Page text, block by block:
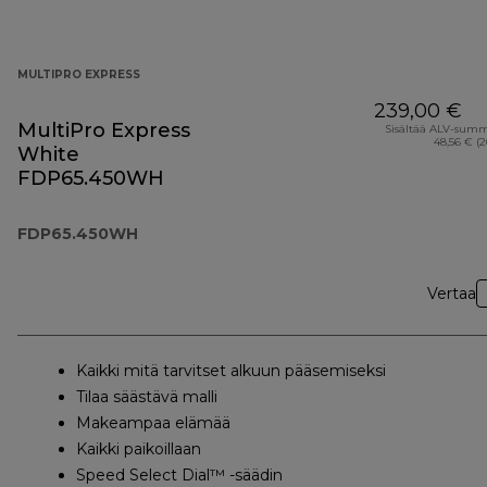
MULTIPRO EXPRESS
MultiPro Express
White
FDP65.450WH
FDP65.450WH
239,00 €
Sisältää ALV-
48,56 €
Vertaa
Kaikki mitä tarvitset alkuun pääsemiseksi
Tilaa säästävä malli
Makeampaa elämää
Kaikki paikoillaan
Speed Select Dial™ -säädin